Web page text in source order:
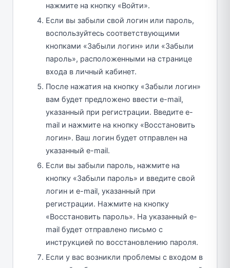
нажмите на кнопку «Войти».
Если вы забыли свой логин или пароль,
воспользуйтесь соответствующими
кнопками «Забыли логин» или «Забыли
пароль», расположенными на странице
входа в личный кабинет.
После нажатия на кнопку «Забыли логин»
вам будет предложено ввести e-mail,
указанный при регистрации. Введите e-
mail и нажмите на кнопку «Восстановить
логин». Ваш логин будет отправлен на
указанный e-mail.
Если вы забыли пароль, нажмите на
кнопку «Забыли пароль» и введите свой
логин и e-mail, указанный при
регистрации. Нажмите на кнопку
«Восстановить пароль». На указанный e-
mail будет отправлено письмо с
инструкцией по восстановлению пароля.
Если у вас возникли проблемы с входом в